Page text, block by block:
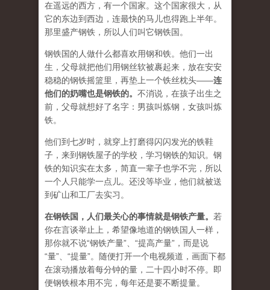
在遥远的西方，有一个国家。这个国家很大，从
它的东边到西边，连最快的马儿也得跑上半年。
那里盛产钢铁，所以人们叫它钢铁国。
钢铁国的人做什么都喜欢用钢和铁。他们一出
生，父母就把他们用钢丝软被裹起来，放在安安
稳稳的钢铁摇篮里，再垫上一个铁丝枕头——连
他们的奶嘴也是钢铁的。 不消说，在孩子出生之
前，父母就想好了名字：男孩叫炼钢，女孩叫炼
铁。
他们到七岁时，就穿上打磨得闪闪发光的铁鞋
子，来到钢铁屋子的学校，学习钢铁的知识。钢
铁的知识实在太多，简直一辈子也学不完，所以
一个人只能学一点儿。还没等毕业，他们就被送
到矿山和工厂去实习。
在钢铁国，人们最关心的事情就是钢铁产量。 若
你在言谈举止上，希望像地道的钢铁国人一样，
那你就不说“钢铁产量”、“提高产量”，而是说
“量”、“提量”。随便打开一个电视频道，画面下都
在滚动播放着每分钟的量，二十四小时不停。即
便钢铁根本用不完，每年还是要不断提量。